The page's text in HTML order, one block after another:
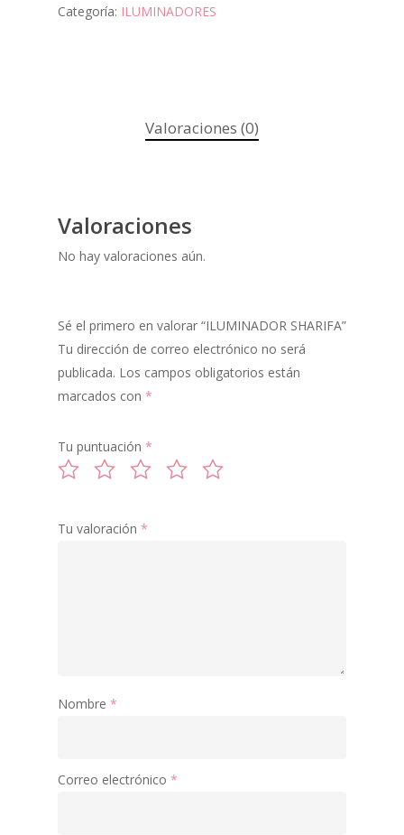
Categoría: ILUMINADORES
Valoraciones (0)
Valoraciones
No hay valoraciones aún.
Sé el primero en valorar “ILUMINADOR SHARIFA”
Tu dirección de correo electrónico no será
publicada. Los campos obligatorios están
marcados con *
Tu puntuación *
Tu valoración *
Nombre *
Correo electrónico *
GLITTER
ILUMINADORES